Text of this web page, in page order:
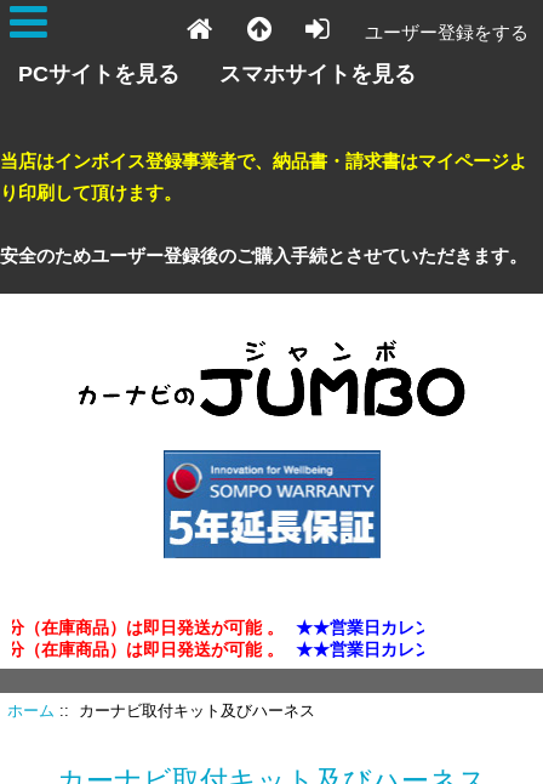
PCサイトを見る スマホサイトを見る
当店はインボイス登録事業者で、納品書・請求書はマイページよ
り印刷して頂けます。
安全のためユーザー登録後のご購入手続とさせていただきます。
ユーザー登録をする
在庫商品）は即日発送が可能 。 ★★営業日カレンダー確認★★
在庫商品）は即日発送が可能 。
★★営業日カレンダー確認★★
ホーム :: カーナビ取付キット及びハーネス